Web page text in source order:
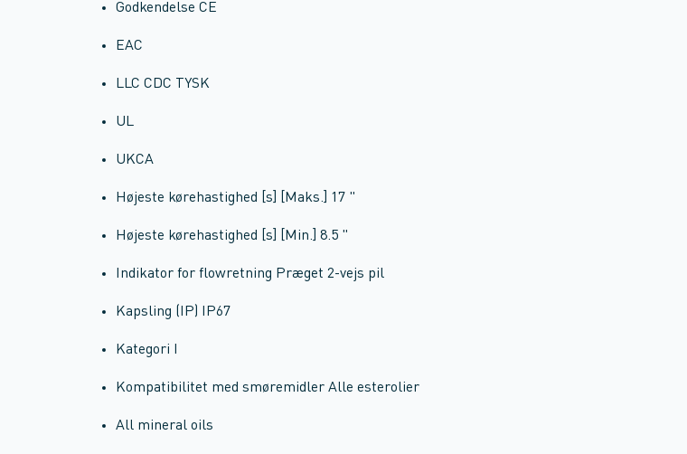
Godkendelse CE
EAC
LLC CDC TYSK
UL
UKCA
Højeste kørehastighed [s] [Maks.] 17 "
Højeste kørehastighed [s] [Min.] 8.5 "
Indikator for flowretning Præget 2-vejs pil
Kapsling (IP) IP67
Kategori I
Kompatibilitet med smøremidler Alle esterolier
All mineral oils